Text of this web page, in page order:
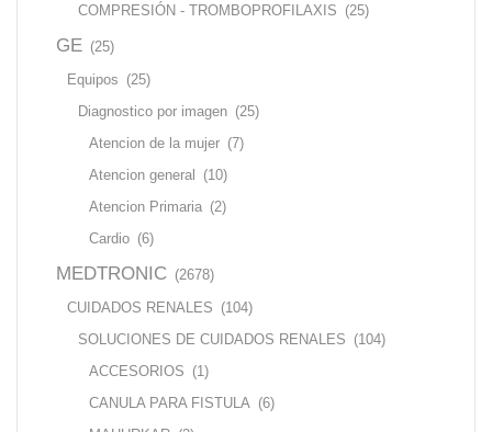
COMPRESIÓN - TROMBOPROFILAXIS (25)
GE (25)
Equipos (25)
Diagnostico por imagen (25)
Atencion de la mujer (7)
Atencion general (10)
Atencion Primaria (2)
Cardio (6)
MEDTRONIC (2678)
CUIDADOS RENALES (104)
SOLUCIONES DE CUIDADOS RENALES (104)
ACCESORIOS (1)
CANULA PARA FISTULA (6)